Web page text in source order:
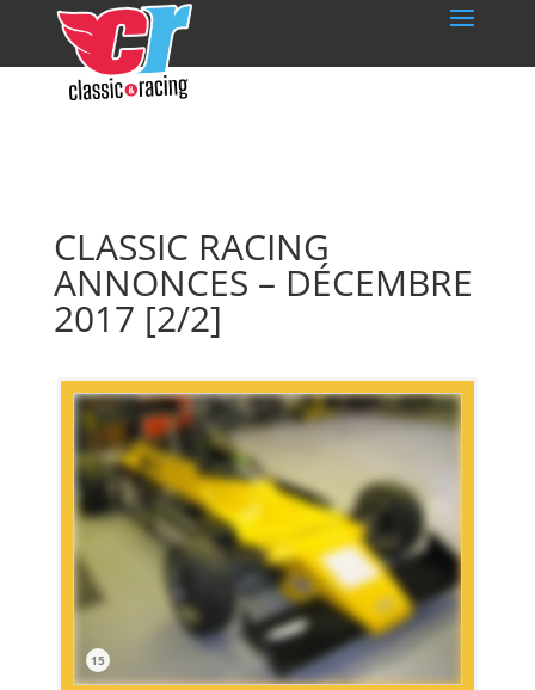
CLASSIC RACING
ANNONCES – DÉCEMBRE
2017 [2/2]
15